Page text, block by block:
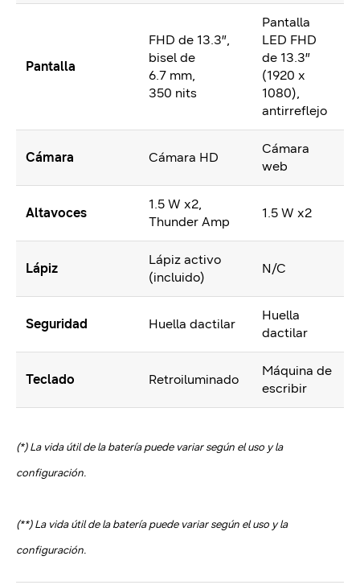
Pantalla
FHD de 13.3″,
bisel de
6.7 mm,
350 nits
Pantalla
LED FHD
de 13.3″
(1920 x
1080),
antirreflejo
Cámara Cámara HD
Cámara
web
Altavoces
1.5 W x2,
Thunder Amp
1.5 W x2
Lápiz
Lápiz activo
(incluido)
N/C
Seguridad Huella dactilar
Huella
dactilar
Teclado Retroiluminado
Máquina de
escribir
(*) La vida útil de la batería puede variar según el uso y la
configuración.
(**) La vida útil de la batería puede variar según el uso y la
configuración.